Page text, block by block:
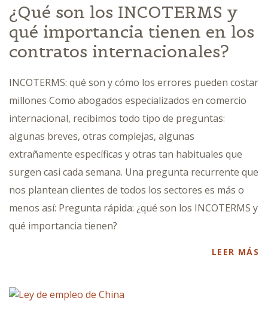
¿Qué son los INCOTERMS y
qué importancia tienen en los
contratos internacionales?
INCOTERMS: qué son y cómo los errores pueden costar
millones Como abogados especializados en comercio
internacional, recibimos todo tipo de preguntas:
algunas breves, otras complejas, algunas
extrañamente específicas y otras tan habituales que
surgen casi cada semana. Una pregunta recurrente que
nos plantean clientes de todos los sectores es más o
menos así: Pregunta rápida: ¿qué son los INCOTERMS y
qué importancia tienen?
LEER MÁS